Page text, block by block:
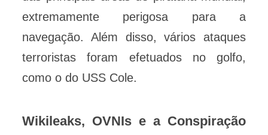
extremamente perigosa para a
navegação. Além disso, vários ataques
terroristas foram efetuados no golfo,
como o do USS Cole.
Wikileaks, OVNIs e a Conspiração